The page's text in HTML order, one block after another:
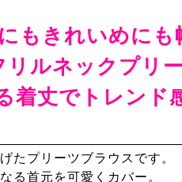
もきれいめにも
リルネックプリ
着丈でトレン
たプリーツブラウスです。
る首元を可愛くカバー。